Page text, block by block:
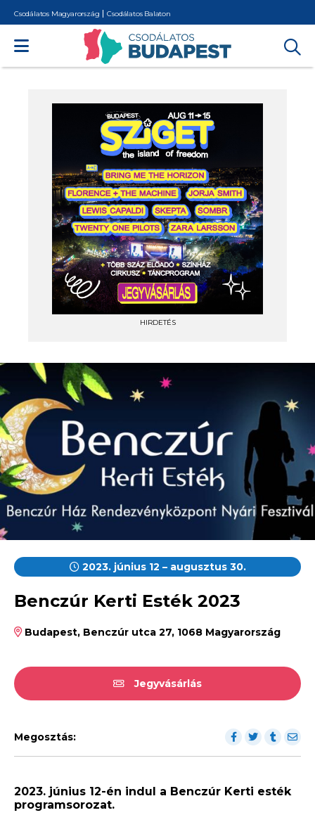
Csodálatos Magyarország Csodálatos Balaton
HIRDETÉS
2023. június 12 – augusztus 30.
Benczúr Kerti Esték 2023
Budapest, Benczúr utca 27, 1068 Magyarország
Jegyvásárlás
Megosztás:
2023. június 12-én indul a Benczúr Kerti esték
programsorozat.